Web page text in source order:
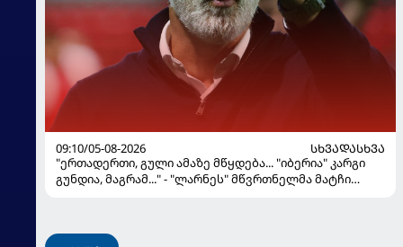
09:10/05-08-2026
ᲡᲮᲕᲐᲓᲐᲡᲮᲕᲐ
"ერთადერთი, გული ამაზე მწყდება... "იბერია" კარგი
გუნდია, მაგრამ..." - "ლარნეს" მწვრთნელმა მატჩი